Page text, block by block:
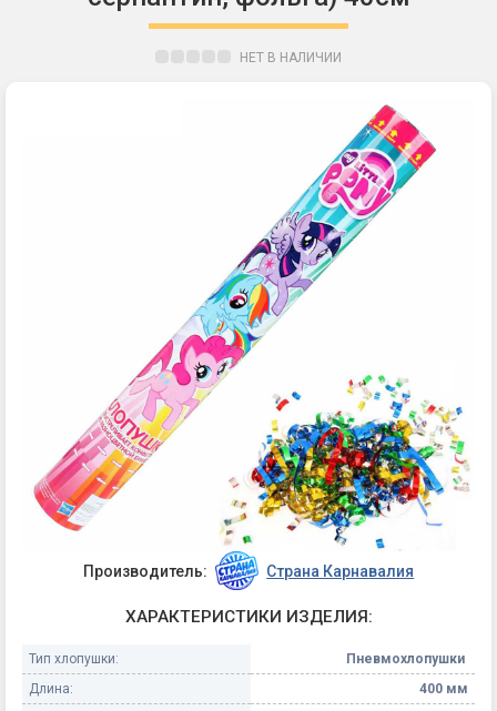
НЕТ В НАЛИЧИИ
Производитель: Страна Карнавалия
ХАРАКТЕРИСТИКИ ИЗДЕЛИЯ:
Тип хлопушки:
Пневмохлопушки
Длина:
400 мм